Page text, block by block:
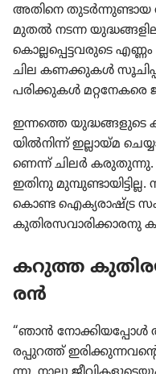
അതിനെ തുടർന്നു​ണ്ടായ
മുതൽ നടന്ന
കൊല്ല​പ്പെ​ട്ട​വ​രു​ടെ
ചില കണക്കുകൾ
പരിക്കു​കൾ മറ്റനേ​കരെ
ഇന്നത്തെ യുദ്ധങ്ങ​ളു​ടെ
യിൽനിന്ന്‌ ഇല്ലായ്‌മ
ണെന്ന്‌ ചിലർ കരുതു​ന്നു.
ഇതിനു
കൊണ്ട ഐക്യ​രാ​ഷ്‌ട്ര
കുതി​ര​സ​വാ​രി​ക്കാ​രനു
കറുത്ത
രൻ
“ഞാൻ
ര​പ്പു​റത്ത്‌